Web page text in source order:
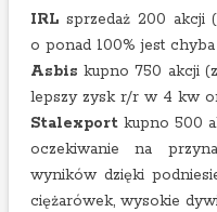
IRLsprzedaż 200 akcji
o ponad 100% jest
Asbis kupno 750 akcji
lepszy zysk r/r w 4 kw
Stalexportkupno 500
oczekiwanie na
wyników dzięki
ciężarówek, wysokie